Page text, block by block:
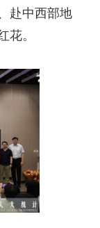
赴中西部地
花。